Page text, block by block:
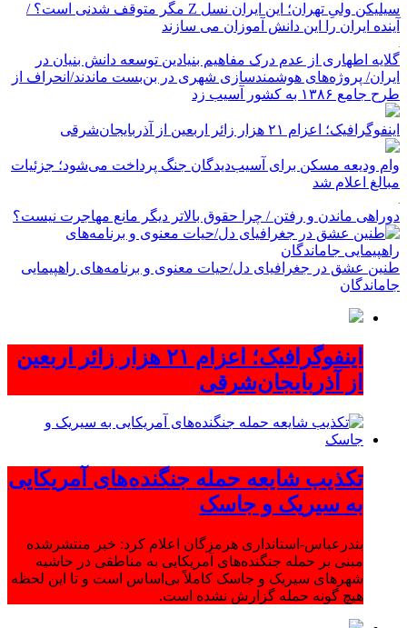
سیلیکن ولیِ تهران؛ این ایران نسل Z مگر متوقف شدنی است؟ /
آینده ایران را این دانش آموزان می سازند
گلایه اطهاری از عدم درک مفاهیم بنیادین توسعه دانش بنیان در
ایران/ پروژه‌های هوشمندسازی شهری در بن‌بست ماندند/انحراف از
طرح جامع ۱۳۸۶ به کشور آسیب زد
اینفوگرافیک؛ اعزام ۲۱ هزار زائر اربعین از آذربایجان‌شرقی
وام ودیعه مسکن برای آسیب‌دیدگان جنگ پرداخت می‌شود؛ جزئیات
مبالغ اعلام شد
دوراهی ماندن و رفتن / چرا حقوق بالاتر دیگر مانع مهاجرت نیست؟
طنین عشق در جغرافیای دل/حیات معنوی و برنامه‌های راهپیمایی
جاماندگان
اینفوگرافیک؛ اعزام ۲۱ هزار زائر اربعین
از آذربایجان‌شرقی
تکذیب شایعه حمله جنگنده‌های آمریکایی
به سیریک و جاسک
بندرعباس-استانداری هرمزگان اعلام کرد: خبر منتشرشده
مبنی بر حمله جنگنده‌های آمریکایی به مناطقی در حاشیه
شهرهای سیریک و جاسک کاملاً بی‌اساس است و تا این لحظه
هیچ گونه حمله گزارش نشده است.